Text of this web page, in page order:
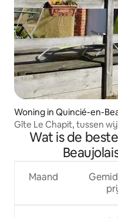
Woning in Quincié-en-
Gîte Le Chapit, tussen
Wat is de
Maand